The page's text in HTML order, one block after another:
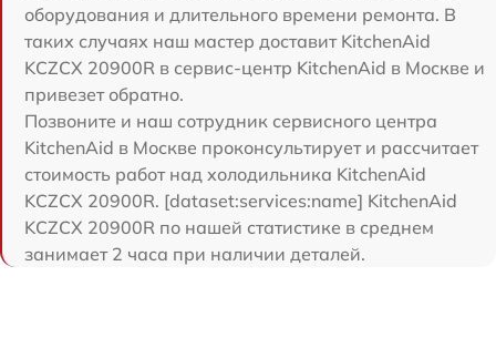
оборудования и длительного времени ремонта. В
таких случаях наш мастер доставит KitchenAid
KCZCX 20900R в сервис-центр KitchenAid в Москве и
привезет обратно.
Позвоните и наш сотрудник сервисного центра
KitchenAid в Москве проконсультирует и рассчитает
стоимость работ над холодильника KitchenAid
KCZCX 20900R. [dataset:services:name] KitchenAid
KCZCX 20900R по нашей статистике в среднем
занимает 2 часа при наличии деталей.